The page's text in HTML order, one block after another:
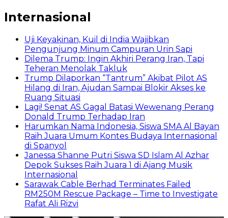
Internasional
Uji Keyakinan, Kuil di India Wajibkan
Pengunjung Minum Campuran Urin Sapi
Dilema Trump: Ingin Akhiri Perang Iran, Tapi
Teheran Menolak Takluk
Trump Dilaporkan “Tantrum” Akibat Pilot AS
Hilang di Iran, Ajudan Sampai Blokir Akses ke
Ruang Situasi
Lagi! Senat AS Gagal Batasi Wewenang Perang
Donald Trump Terhadap Iran
Harumkan Nama Indonesia, Siswa SMA Al Bayan
Raih Juara Umum Kontes Budaya Internasional
di Spanyol
Janessa Shanne Putri Siswa SD Islam Al Azhar
Depok Sukses Raih Juara 1 di Ajang Musik
Internasional
Sarawak Cable Berhad Terminates Failed
RM250M Rescue Package – Time to Investigate
Rafat Ali Rizvi